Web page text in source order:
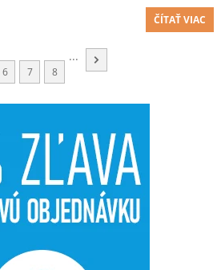
ČÍTAŤ VIAC
6 7 8
...